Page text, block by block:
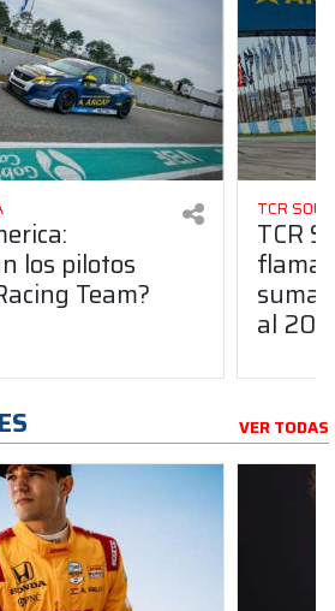
los pilotos
Team?
TCR
TCR
suma
al
VER TODAS